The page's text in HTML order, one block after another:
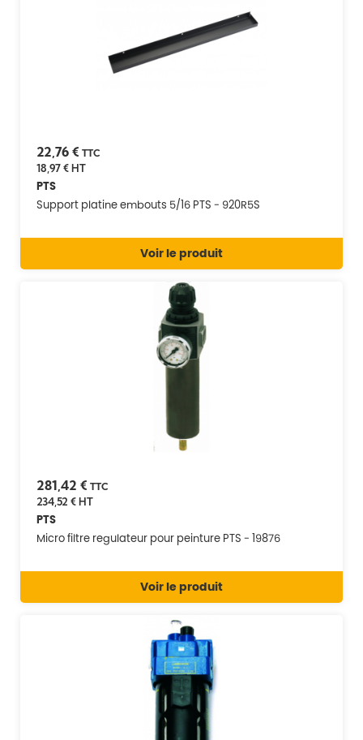
22,76 € TTC
18,97 €HT
PTS
Support platine embouts 5/16 PTS - 920R5S
Voir le produit
281,42 € TTC
234,52 €HT
PTS
Micro filtre regulateur pour peinture PTS - 19876
Voir le produit